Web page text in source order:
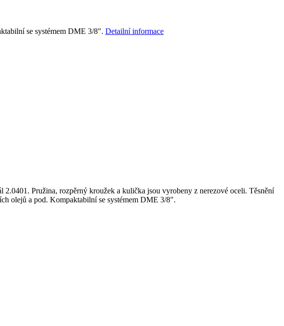
se systémem DME 3/8". Detailní informace
Pružina, rozpěrný kroužek a kulička jsou vyrobeny z nerezové oceli. Těsnění
olejů a pod. Kompaktabilní se systémem DME 3/8".